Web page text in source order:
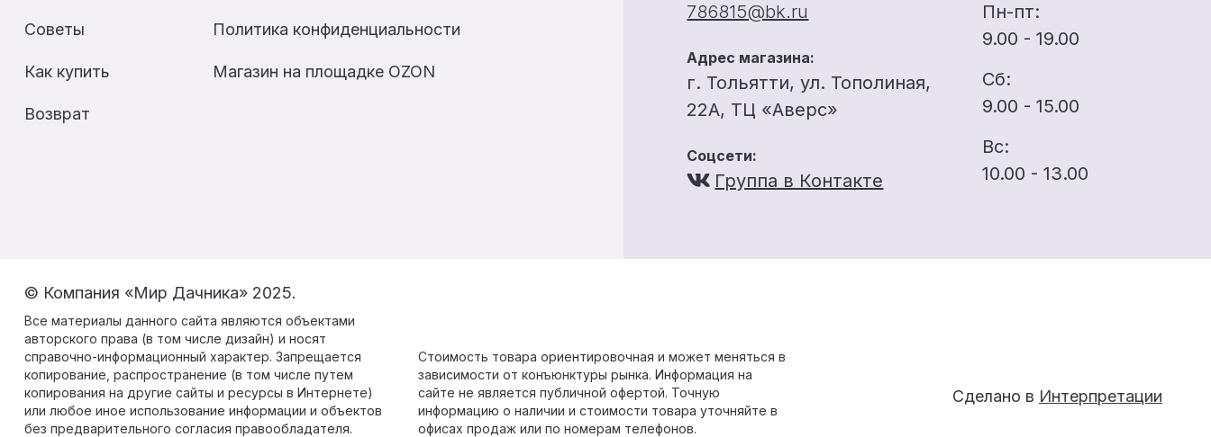
Советы
Как купить
Возврат
Политика конфиденциальности
Магазин на площадке OZON
786815@bk.ru
Адрес магазина:
г. Тольятти, ул. Тополиная,
22А, ТЦ «Аверс»
Соцсети:
Группа в Контакте
Пн-пт:
9.00 - 19.00
Сб:
9.00 - 15.00
Вс:
10.00 - 13.00
© Компания «Мир Дачника» 2025.
Все материалы данного сайта являются объектами
авторского права (в том числе дизайн) и носят
справочно-информационный характер. Запрещается
копирование, распространение (в том числе путем
копирования на другие сайты и ресурсы в Интернете)
или любое иное использование информации и объектов
без предварительного согласия правообладателя.
Стоимость товара ориентировочная и может меняться в
зависимости от конъюнктуры рынка. Информация на
сайте не является публичной офертой. Точную
информацию о наличии и стоимости товара уточняйте в
офисах продаж или по номерам телефонов.
Сделано в Интерпретации